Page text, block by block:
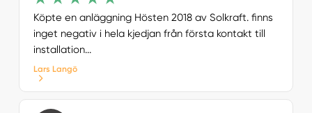
Köpte en anläggning Hösten 2018 av Solkraft. finns
inget negativ i hela kjedjan från första kontakt till
installation...
Lars Langö